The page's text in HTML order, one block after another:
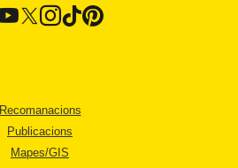
Recomanacions
Publicacions
Mapes/GIS